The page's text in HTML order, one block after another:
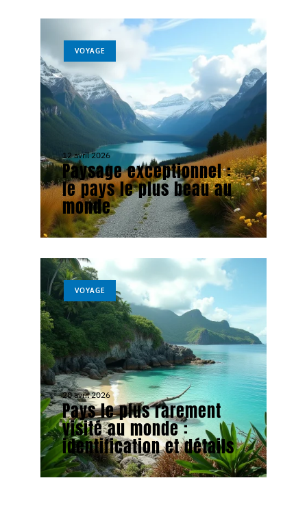
VOYAGE
12 avril 2026
Paysage exceptionnel :
le pays le plus beau au
monde
VOYAGE
28 avril 2026
Pays le plus rarement
visité au monde :
identification et détails